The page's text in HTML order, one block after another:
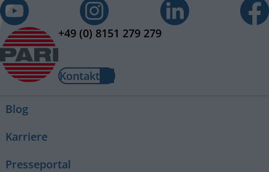
+49 (0) 8151 279 279
Kontakt
Blog
Karriere
Presseportal